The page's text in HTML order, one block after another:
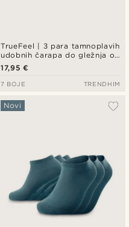
TrueFeel | 3 para tamnoplavih
udobnih čarapa do gležnja od
bambusa
17,95 €
7 BOJE TRENDHIM
Novi